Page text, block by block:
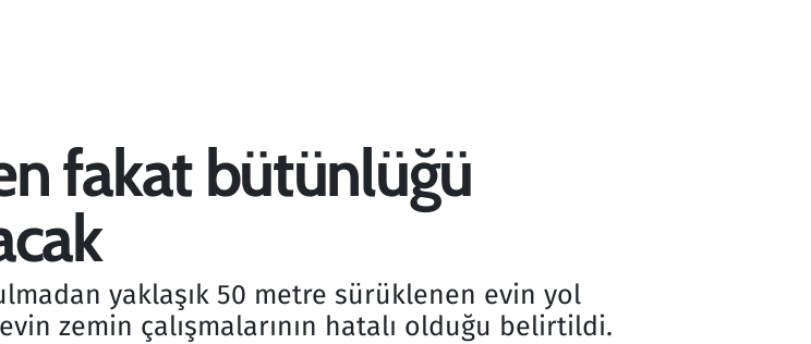
fakat bütünlüğü
yaklaşık 50 metre sürüklenen evin yol
evin zemin çalışmalarının hatalı olduğu belirtildi.